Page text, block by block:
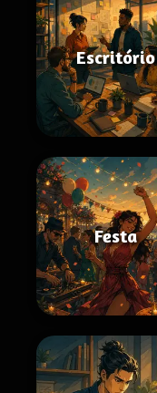
Escritório
Festa